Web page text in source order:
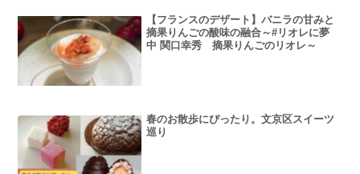
【フランスのデザート】バニラの甘みと
摘果りんごの酸味の融合～#リオレに夢
中 関口幸秀 摘果りんごのリオレ～
春のお散歩にぴったり。文京区スイーツ
巡り